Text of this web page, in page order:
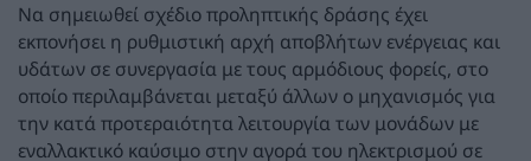
Να σημειωθεί σχέδιο προληπτικής δράσης έχει
εκπονήσει η ρυθμιστική αρχή αποβλήτων ενέργειας και
υδάτων σε συνεργασία με τους αρμόδιους φορείς, στο
οποίο περιλαμβάνεται μεταξύ άλλων ο μηχανισμός για
την κατά προτεραιότητα λειτουργία των μονάδων με
εναλλακτικό καύσιμο στην αγορά του ηλεκτρισμού σε